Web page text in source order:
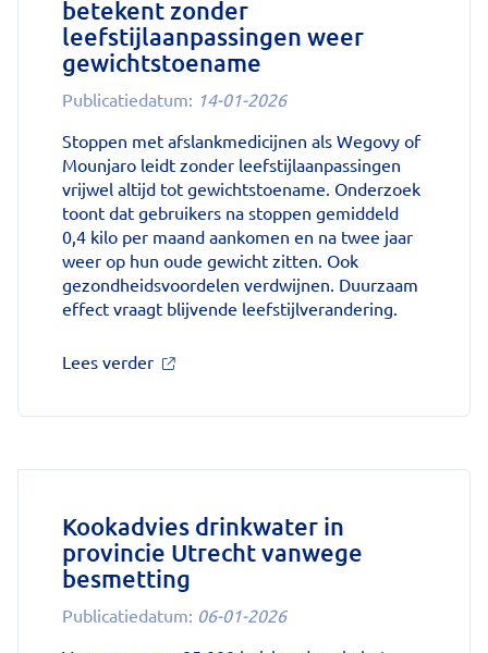
uitbraken
fors
gestegen'
Nationale
betekent zonder
leefstijlaanpassingen weer
gewichtstoename
Publicatiedatum: 14-01-2026
Stoppen met afslankmedicijnen als Wegovy of
Mounjaro leidt zonder leefstijlaanpassingen
vrijwel altijd tot gewichtstoename. Onderzoek
toont dat gebruikers na stoppen gemiddeld
0,4 kilo per maand aankomen en na twee jaar
weer op hun oude gewicht zitten. Ook
gezondheidsvoordelen verdwijnen. Duurzaam
effect vraagt blijvende leefstijlverandering.
Lees verder over
zonder
weer
gewichtstoename'
op
Nationale
Kookadvies drinkwater in
provincie Utrecht vanwege
besmetting
Publicatiedatum: 06-01-2026